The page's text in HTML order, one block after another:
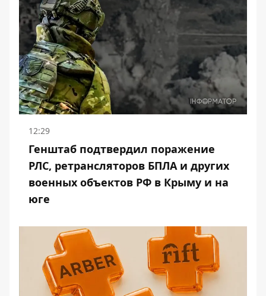
12:29
Генштаб подтвердил поражение
РЛС, ретрансляторов БПЛА и других
военных объектов РФ в Крыму и на
юге